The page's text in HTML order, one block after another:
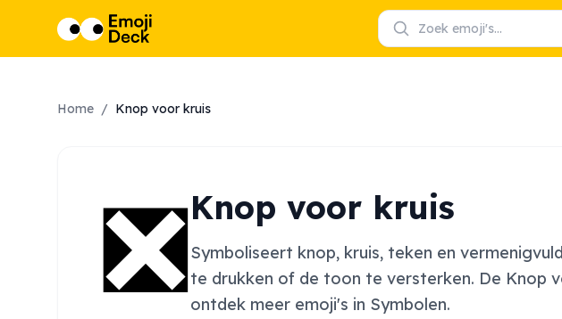
Home / Knop voor kruis
❎Knop voor kruis
Symboliseert knop, kruis, teken en
te drukken of de toon te versterken. De Knop
ontdek meer emoji's in Symbolen.